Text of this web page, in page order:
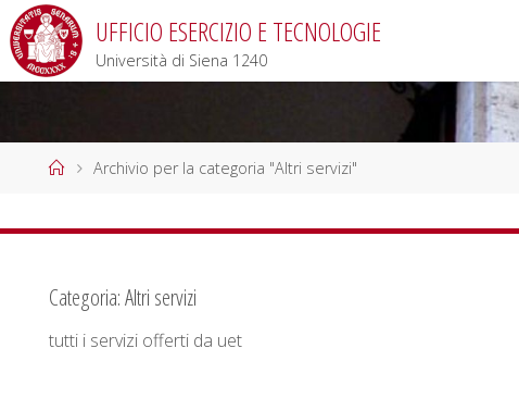
Salta
al
contenuto
UFFICIO ESERCIZIO E TECNOLOGIE
Università di Siena 1240
HomeArchivio per la categoria "Altri servizi"
Categoria:Altri servizi
tutti i servizi offerti da uet